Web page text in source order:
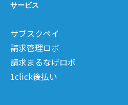
サービス
サブスクペイ
請求管理ロボ
請求まるなげロボ
1click後払い